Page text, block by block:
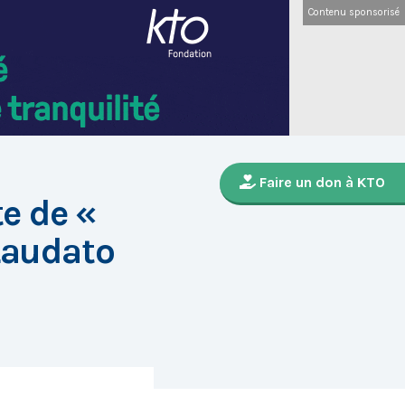
Contenu sponsorisé
Faire un don à KTO
de «